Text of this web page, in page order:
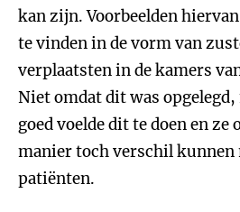
kan zijn. Voorbeelden
te vinden in de vorm van
verplaatsten in de kamers
Niet omdat dit was
goed voelde dit te doen en ze
manier toch verschil kunnen
patiënten.